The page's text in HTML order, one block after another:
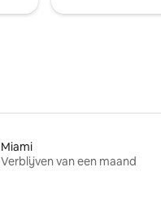
Miami
Verblijven van een maand